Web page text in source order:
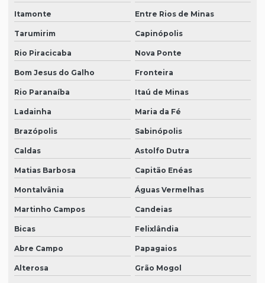
Itamonte Entre Rios de Minas
Tarumirim Capinópolis
Rio Piracicaba Nova Ponte
Bom Jesus do Galho Fronteira
Rio Paranaíba Itaú de Minas
Ladainha Maria da Fé
Brazópolis Sabinópolis
Caldas Astolfo Dutra
Matias Barbosa Capitão Enéas
Montalvânia Águas Vermelhas
Martinho Campos Candeias
Bicas Felixlândia
Abre Campo Papagaios
Alterosa Grão Mogol